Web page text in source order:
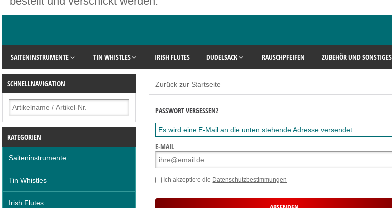
SAITENINSTRUMENTE TIN WHISTLES IRISH FLUTES DUDELSACK RAUSCHPFEIFEN ZUBEHÖR UND SONSTIGES
Zurück zur Startseite
PASSWORT VERGESSEN?
Es wird eine E-Mail an die unten stehende Adresse versendet.
E-MAIL
Ich akzeptiere die Datenschutzbestimmungen
SCHNELLNAVIGATION
KATEGORIEN
Saiteninstrumente
Tin Whistles
Irish Flutes